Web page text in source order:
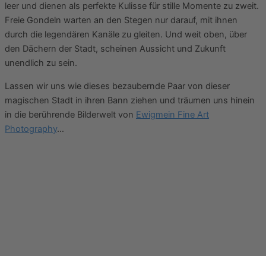
leer und dienen als perfekte Kulisse für stille Momente zu zweit.
Freie Gondeln warten an den Stegen nur darauf, mit ihnen
durch die legendären Kanäle zu gleiten. Und weit oben, über
den Dächern der Stadt, scheinen Aussicht und Zukunft
unendlich zu sein.
Lassen wir uns wie dieses bezaubernde Paar von dieser
magischen Stadt in ihren Bann ziehen und träumen uns hinein
in die berührende Bilderwelt von Ewigmein Fine Art
Photography…